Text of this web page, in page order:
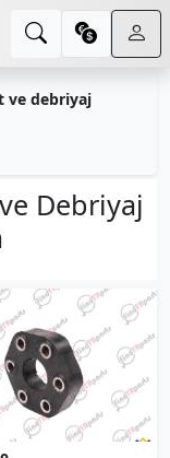
ve debriyaj
Debriyaj